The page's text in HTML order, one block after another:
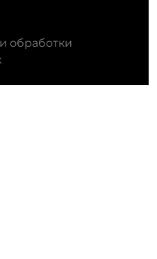
обработки